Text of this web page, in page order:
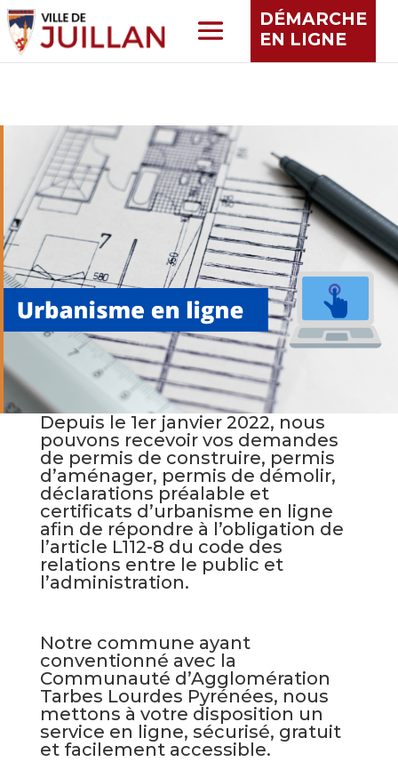
DÉMARCHE
EN LIGNE
Depuis le 1er janvier 2022, nous
pouvons recevoir vos demandes
de permis de construire, permis
d’aménager, permis de démolir,
déclarations préalable et
certificats d’urbanisme en ligne
afin de répondre à l’obligation de
l’article L112-8 du code des
relations entre le public et
l’administration.
Notre commune ayant
conventionné avec la
Communauté d’Agglomération
Tarbes Lourdes Pyrénées, nous
mettons à votre disposition un
service en ligne, sécurisé, gratuit
et facilement accessible.